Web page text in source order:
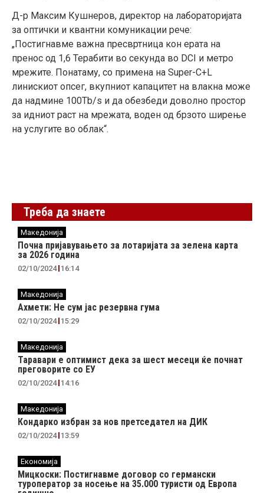
Д-р Максим Кушнеров, директор на лабораторијата
за оптички и квантни комуникации рече:
„Постигнавме важна пресвртница кон ерата на
пренос од 1,6 Терабити во секунда во DCI и метро
мрежите. Понатаму, со примена на Super-C+L
линискиот опсег, вкупниот капацитет на влакна може
да надмине 100Tb/s и да обезбеди доволно простор
за идниот раст на мрежата, воден од брзото ширење
на услугите во облак“.
Треба да знаете
Македонија
Почна пријавувањето за лотаријата за зелена карта
за 2026 година
02/10/2024 16:14
Македонија
Ахмети: Не сум јас резервна гума
02/10/2024 15:29
Македонија
Таравари e oптимист дека за шест месеци ќе почнат
преговорите со ЕУ
02/10/2024 14:16
Македонија
Кондарко избран за нов претседател на ДИК
02/10/2024 13:59
Економија
Мицкоски: Постигнавме договор со германски
туроператор за носење на 35.000 туристи од Европа